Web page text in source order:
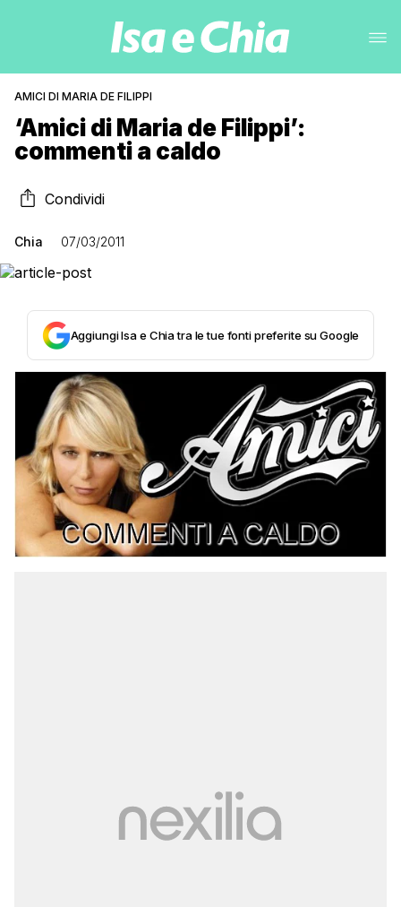
AMICI DI MARIA DE FILIPPI
‘Amici di Maria de Filippi’:
commenti a caldo
Condividi
Chia 07/03/2011
Aggiungi Isa e Chia tra le tue fonti preferite su Google